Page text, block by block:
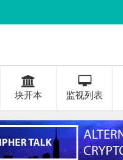
块开本 监视列表